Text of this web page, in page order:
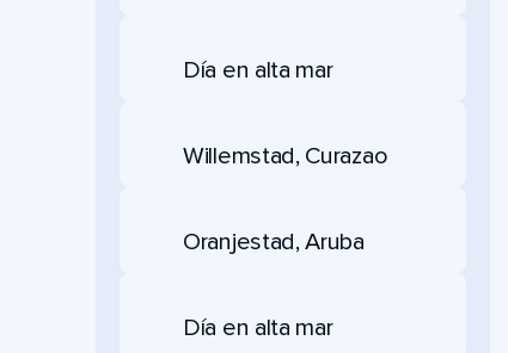
Día en alta mar
Willemstad, Curazao
Oranjestad, Aruba
Día en alta mar